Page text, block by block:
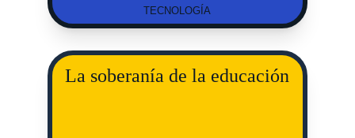
TECNOLOGÍA
La soberanía de la educación